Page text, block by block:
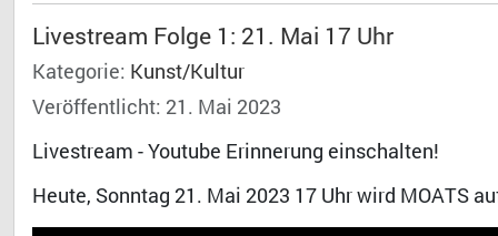
Livestream Folge 1: 21. Mai 17 Uhr
Kategorie: Kunst/Kultur
Veröffentlicht: 21. Mai 2023
Livestream - Youtube Erinnerung einschalten!
Heute, Sonntag 21. Mai 2023 17 Uhr wird MOATS